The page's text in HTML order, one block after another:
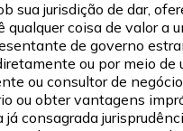
sua jurisdição de dar,
qualquer coisa de valor a
de governo
ou por meio de
ou consultor de
ou obter vantagens
já consagrada